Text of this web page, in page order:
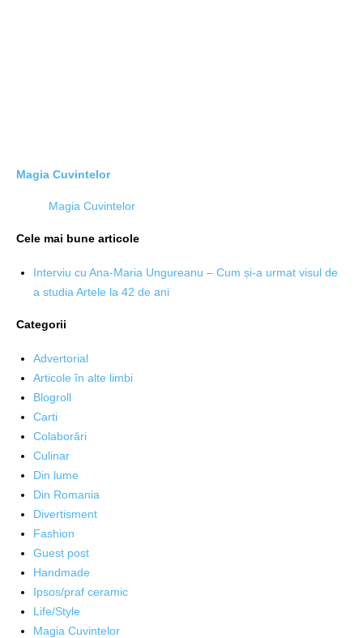
Magia Cuvintelor
Magia Cuvintelor
Cele mai bune articole
Interviu cu Ana-Maria Ungureanu – Cum și-a urmat visul de
a studia Artele la 42 de ani
Categorii
Advertorial
Articole în alte limbi
Blogroll
Carti
Colaborări
Culinar
Din lume
Din Romania
Divertisment
Fashion
Guest post
Handmade
Ipsos/praf ceramic
Life/Style
Magia Cuvintelor